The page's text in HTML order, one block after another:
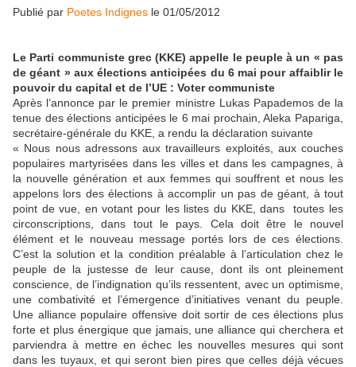
Publié par Poetes Indignes le 01/05/2012
Le Parti communiste grec (KKE) appelle le peuple à un « pas
de géant » aux élections anticipées du 6 mai pour affaiblir le
pouvoir du capital et de l’UE : Voter communiste
Après l’annonce par le premier ministre Lukas Papademos de la
tenue des élections anticipées le 6 mai prochain, Aleka Papariga,
secrétaire-générale du KKE, a rendu la déclaration suivante
« Nous nous adressons aux travailleurs exploités, aux couches
populaires martyrisées dans les villes et dans les campagnes, à
la nouvelle génération et aux femmes qui souffrent et nous les
appelons lors des élections à accomplir un pas de géant, à tout
point de vue, en votant pour les listes du KKE, dans
toutes les
circonscriptions, dans tout le pays. Cela doit être le nouvel
élément et le nouveau message portés lors de ces élections.
C’est la solution et la condition préalable à l’articulation chez le
peuple de la justesse de leur cause, dont ils ont pleinement
conscience, de l’indignation qu’ils ressentent, avec un optimisme,
une combativité et l’émergence d’initiatives venant du peuple.
Une alliance populaire offensive doit sortir de ces élections plus
forte et plus énergique que jamais, une alliance qui cherchera et
parviendra à mettre en échec les nouvelles mesures qui sont
dans les tuyaux, et qui seront bien pires que celles déjà vécues